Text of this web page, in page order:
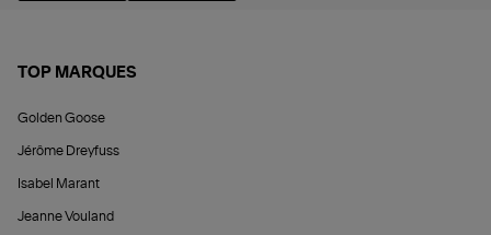
TOP MARQUES
Golden Goose
Jérôme Dreyfuss
Isabel Marant
Jeanne Vouland